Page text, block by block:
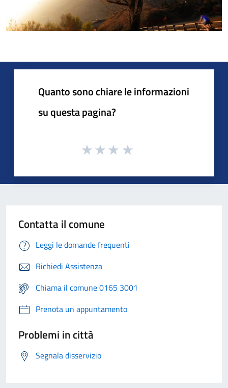
Quanto sono chiare le informazioni
su questa pagina?
Contatta il comune
Leggi le domande frequenti
Richiedi Assistenza
Chiama il comune 0165 3001
Prenota un appuntamento
Problemi in città
Segnala disservizio